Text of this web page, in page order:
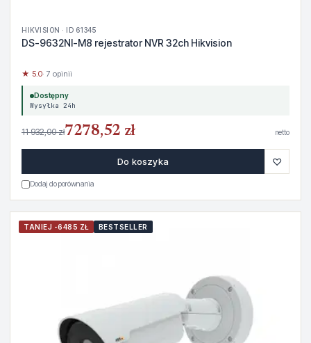
HIKVISION · ID 61345
DS-9632NI-M8 rejestrator NVR 32ch Hikvision
★ 5.0· 7 opinii
Dostępny
Wysyłka 24h
11 932,00 zł7278,52 zł netto
Do koszyka ♡
Dodaj do porównania
TANIEJ -6485 ZŁ BESTSELLER